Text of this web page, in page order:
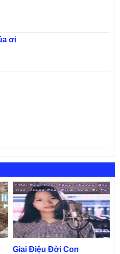
ơi
Giai Điệu Đời Con